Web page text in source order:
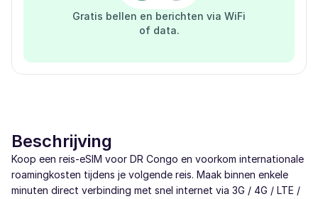
Gratis bellen en berichten via WiFi
of data.
Beschrijving
Koop een reis-eSIM voor DR Congo en voorkom internationale
roamingkosten tijdens je volgende reis. Maak binnen enkele
minuten direct verbinding met snel internet via 3G / 4G / LTE /